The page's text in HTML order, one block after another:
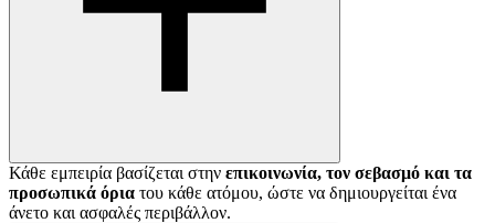
Κάθε εμπειρία βασίζεται στην επικοινωνία, τον σεβασμό και τα
προσωπικά όρια του κάθε ατόμου, ώστε να δημιουργείται ένα
άνετο και ασφαλές περιβάλλον.